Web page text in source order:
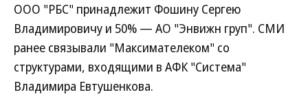
ООО "РБС" принадлежит Фошину Сергею
Владимировичу и 50% — АО "Энвижн груп". СМИ
ранее связывали "Максимателеком" со
структурами, входящими в АФК "Система"
Владимира Евтушенкова.